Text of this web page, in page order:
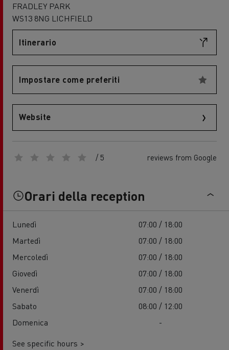
FRADLEY PARK
WS13 8NG LICHFIELD
Itinerario
Impostare come preferiti
Website
/ 5 reviews from Google
Orari della reception
Lunedì
07:00 / 18:00
Martedì
07:00 / 18:00
Mercoledì
07:00 / 18:00
Giovedì
07:00 / 18:00
Venerdì
07:00 / 18:00
Sabato
08:00 / 12:00
Domenica
-
See specific hours >